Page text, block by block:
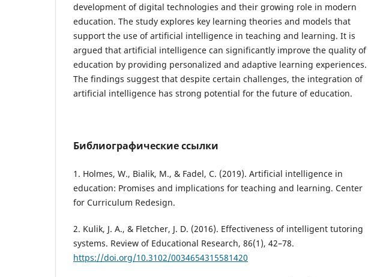
development of digital technologies and their growing role in modern
education. The study explores key learning theories and models that
support the use of artificial intelligence in teaching and learning. It is
argued that artificial intelligence can significantly improve the quality of
education by providing personalized and adaptive learning experiences.
The findings suggest that despite certain challenges, the integration of
artificial intelligence has strong potential for the future of education.
Библиографические ссылки
1. Holmes, W., Bialik, M., & Fadel, C. (2019). Artificial intelligence in
education: Promises and implications for teaching and learning. Center
for Curriculum Redesign.
2. Kulik, J. A., & Fletcher, J. D. (2016). Effectiveness of intelligent tutoring
systems. Review of Educational Research, 86(1), 42–78.
https://doi.org/10.3102/0034654315581420